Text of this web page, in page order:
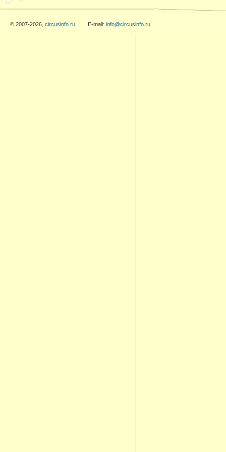
© 2007-2026, circusinfo.ru E-mail: info@circusinfo.ru